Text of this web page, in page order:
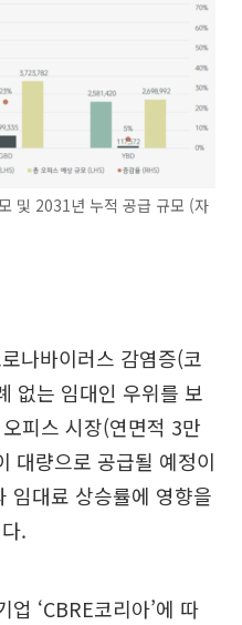
및 2031년 누적 공급 규모 (자
나바이러스 감염증(코
없는 임대인 우위를 보
피스 시장(연면적 3만
대량으로 공급될 예정이
임대료 상승률에 영향을
.
‘CBRE코리아’에 따